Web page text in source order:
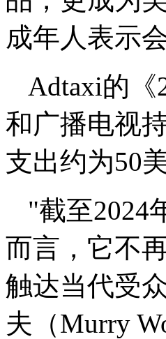
成年人表示
Adtaxi的《
和广播电视
支出约为50美
"截至2024
而言，它不
触达当代受
夫（Murry